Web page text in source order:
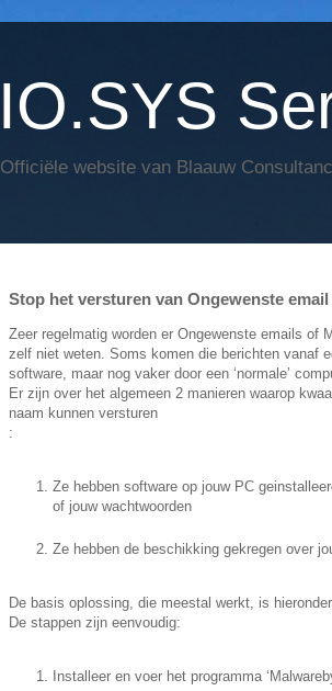
IO.SYS
Officiële website van Blaauw
Stop het versturen van Ongewenste
Zeer regelmatig worden er Ongewenste emails of
zelf niet weten. Soms komen die berichten vanaf
software, maar nog vaker door een ‘normale’
Er zijn over het algemeen 2 manieren waarop
naam kunnen versturen
:
Ze hebben software op jouw PC
of jouw wachtwoorden
Ze hebben de beschikking gekregen over
De basis oplossing, die meestal werkt, is
De stappen zijn eenvoudig:
Installeer en voer het programma